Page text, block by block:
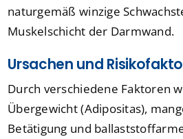
naturgemäß winzige
Muskelschicht der Darmwand.
Ursachen und
Durch verschiedene Faktoren
Übergewicht (Adipositas),
Betätigung und